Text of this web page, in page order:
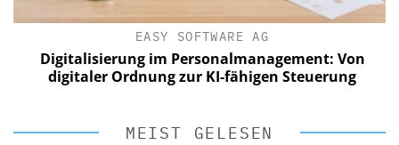
EASY SOFTWARE AG
Digitalisierung im Personalmanagement: Von
digitaler Ordnung zur KI-fähigen Steuerung
MEIST GELESEN